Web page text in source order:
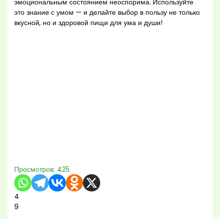
эмоциональным состоянием неоспорима. Используйте
это знание с умом — и делайте выбор в пользу не только
вкусной, но и здоровой пищи для ума и души!
Просмотров: 425
4
9